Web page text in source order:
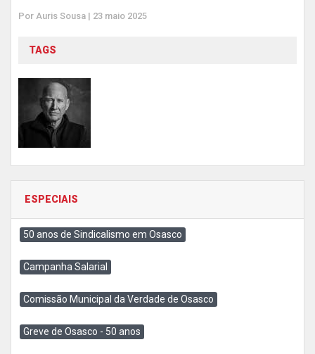
Por Auris Sousa | 23 maio 2025
TAGS
ESPECIAIS
50 anos de Sindicalismo em Osasco
Campanha Salarial
Comissão Municipal da Verdade de Osasco
Greve de Osasco - 50 anos